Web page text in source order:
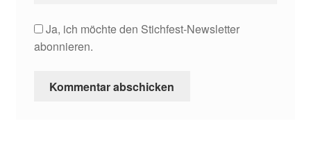
Ja, ich möchte den Stichfest-Newsletter
abonnieren.